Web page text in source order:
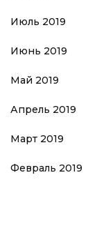
Июль 2019
Июнь 2019
Май 2019
Апрель 2019
Март 2019
Февраль 2019